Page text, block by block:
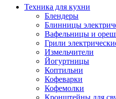
Техника для кухни
Блендеры
Блинницы
Вафельницы и
Грили
Измельчители
Йогуртницы
Коптильни
Кофеварки
Кофемолки
Кронштейны для